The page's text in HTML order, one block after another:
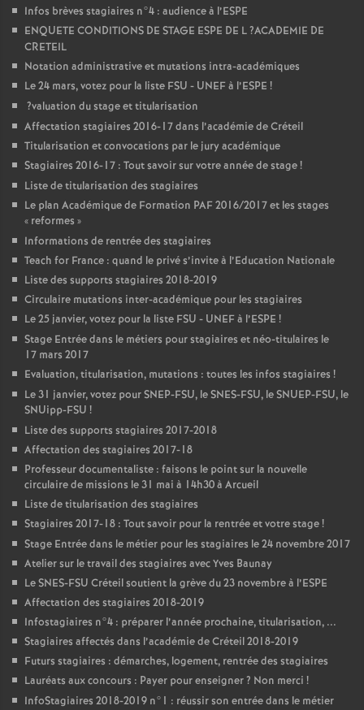
Infos brèves stagiaires n°4 : audience à l’ESPE
ENQUETE CONDITIONS DE STAGE ESPE DE L?ACADEMIE DE
CRETEIL
Notation administrative et mutations intra-académiques
Le 24 mars, votez pour la liste FSU - UNEFà l’ESPE !
?valuation du stage et titularisation
Affectation stagiaires 2016-17 dans l’académie de Créteil
Titularisation et convocations par le jury académique
Stagiaires 2016-17 : Tout savoir sur votre année de stage!
Liste de titularisation des stagiaires
Le plan Académique de Formation PAF2016/2017 et les stages
« reformes »
Informations de rentrée des stagiaires
Teach for France : quand le privé s’invite à l’Education Nationale
Liste des supports stagiaires 2018-2019
Circulaire mutations inter-académique pour les stagiaires
Le 25 janvier, votez pour la liste FSU - UNEFà l’ESPE !
Stage Entrée dans le métiers pour stagiaires et néo-titulaires le
17 mars 2017
Evaluation, titularisation, mutations : toutes les infos stagiaires !
Le 31 janvier, votez pourSNEP-FSU, leSNES-FSU, leSNUEP-FSU, le
SNUipp-FSU !
Liste des supports stagiaires 2017-2018
Affectation des stagiaires 2017-18
Professeur documentaliste : faisons le point sur la nouvelle
circulaire de missions le 31 mai à 14h30 à Arcueil
Liste de titularisation des stagiaires
Stagiaires 2017-18 : Tout savoir pour la rentrée et votre stage!
Stage Entrée dans le métier pour les stagiaires le 24 novembre 2017
Atelier sur le travail des stagiaires avec Yves Baunay
LeSNES-FSU Créteil soutient la grève du 23 novembre à l’ESPE
Affectation des stagiaires 2018-2019
Infostagiaires n°4 : préparer l’année prochaine, titularisation, ...
Stagiaires affectés dans l’académie de Créteil 2018-2019
Futurs stagiaires : démarches, logement, rentrée des stagiaires
Lauréats aux concours : Payer pour enseigner? Non merci !
InfoStagiaires 2018-2019 n°1 : réussir son entrée dans le métier